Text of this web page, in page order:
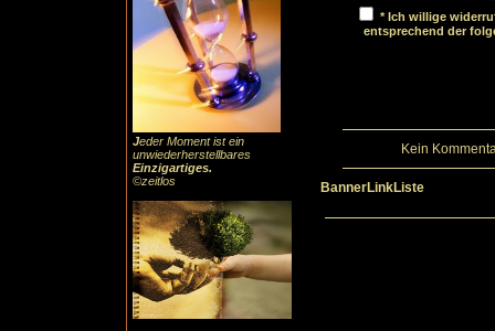
Jeder Moment ist ein
unwiederherstellbares
Einzigartiges.
©zeitlos
* Ich willige
entsprechend der
Kein
BannerLinkListe